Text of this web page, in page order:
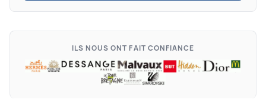
ILS NOUS ONT FAIT CONFIANCE